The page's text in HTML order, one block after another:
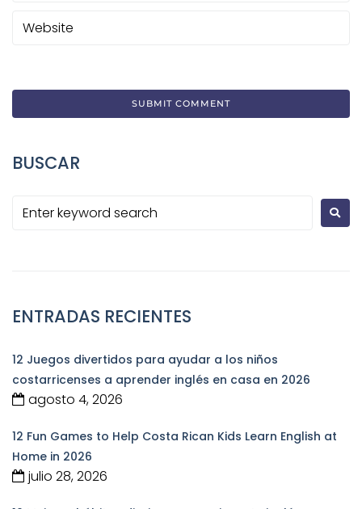
BUSCAR
ENTRADAS RECIENTES
12 Juegos divertidos para ayudar a los niños
costarricenses a aprender inglés en casa en 2026
agosto 4, 2026
12 Fun Games to Help Costa Rican Kids Learn English at
Home in 2026
julio 28, 2026